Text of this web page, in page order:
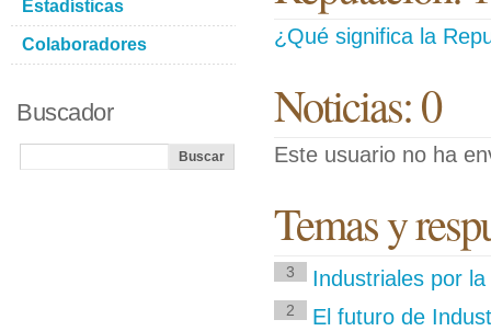
¿Qué significa la
Noticias: 0
Este usuario no ha
Temas y
3 Industriales por la
2 El futuro de
Estadísticas
Colaboradores
Buscador